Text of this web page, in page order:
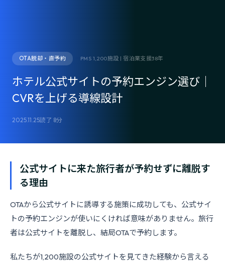
OTA脱却・直予約 PMS 1,200施設 | 宿泊業支援38年
ホテル公式サイトの予約エンジン選び｜
CVRを上げる導線設計
2025.11.25読了 8分
公式サイトに来た旅行者が予約せずに離脱す
る理由
OTAから公式サイトに誘導する施策に成功しても、公式サイ
トの予約エンジンが使いにくければ意味がありません。旅行
者は公式サイトを離脱し、結局OTAで予約します。
私たちが1,200施設の公式サイトを見てきた経験から言える